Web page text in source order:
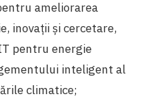
ameliorarea
inovaţii și cercetare,
pentru energie
inteligent al
climatice;